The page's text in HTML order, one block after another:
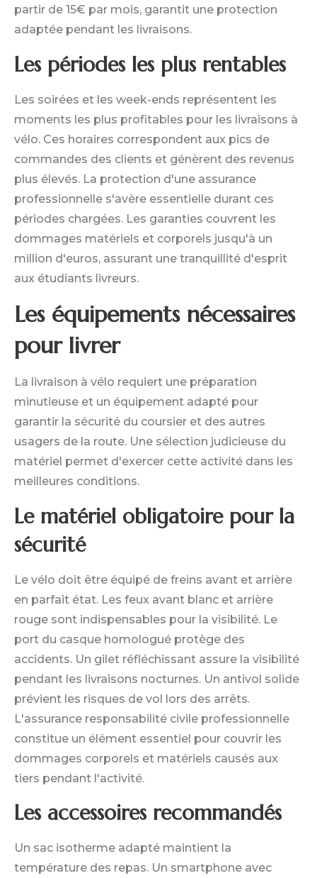
partir de 15€ par mois, garantit une protection
adaptée pendant les livraisons.
Les périodes les plus rentables
Les soirées et les week-ends représentent les
moments les plus profitables pour les livraisons à
vélo. Ces horaires correspondent aux pics de
commandes des clients et génèrent des revenus
plus élevés. La protection d'une assurance
professionnelle s'avère essentielle durant ces
périodes chargées. Les garanties couvrent les
dommages matériels et corporels jusqu'à un
million d'euros, assurant une tranquillité d'esprit
aux étudiants livreurs.
Les équipements nécessaires
pour livrer
La livraison à vélo requiert une préparation
minutieuse et un équipement adapté pour
garantir la sécurité du coursier et des autres
usagers de la route. Une sélection judicieuse du
matériel permet d'exercer cette activité dans les
meilleures conditions.
Le matériel obligatoire pour la
sécurité
Le vélo doit être équipé de freins avant et arrière
en parfait état. Les feux avant blanc et arrière
rouge sont indispensables pour la visibilité. Le
port du casque homologué protège des
accidents. Un gilet réfléchissant assure la visibilité
pendant les livraisons nocturnes. Un antivol solide
prévient les risques de vol lors des arrêts.
L'assurance responsabilité civile professionnelle
constitue un élément essentiel pour couvrir les
dommages corporels et matériels causés aux
tiers pendant l'activité.
Les accessoires recommandés
Un sac isotherme adapté maintient la
température des repas. Un smartphone avec